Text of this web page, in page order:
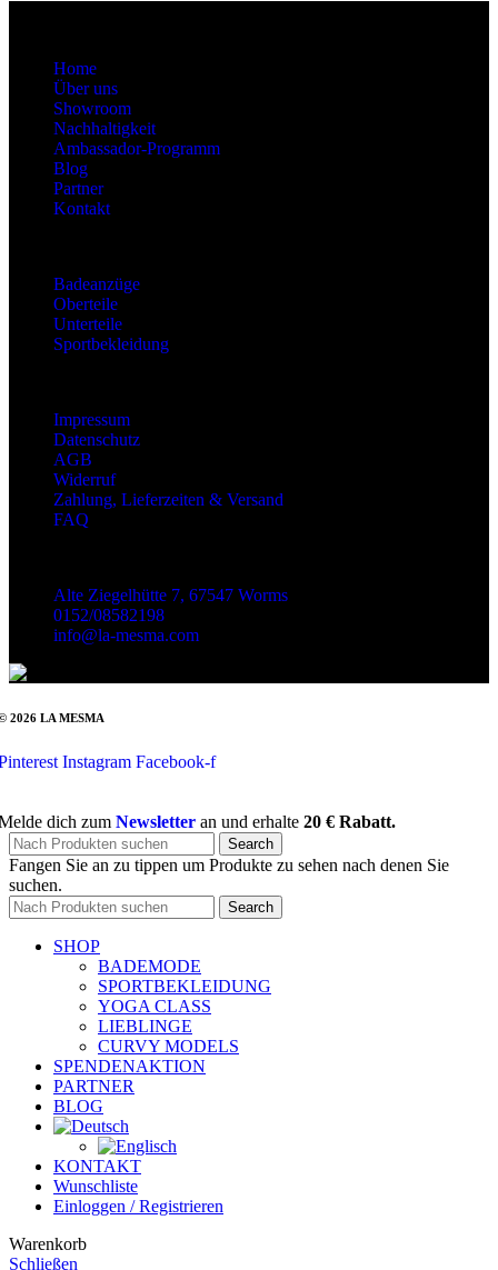
Home
Über uns
Showroom
Nachhaltigkeit
Ambassador-Programm
Blog
Partner
Kontakt
Badeanzüge
Oberteile
Unterteile
Sportbekleidung
Impressum
Datenschutz
AGB
Widerruf
Zahlung, Lieferzeiten & Versand
FAQ
Alte Ziegelhütte 7, 67547 Worms
0152/08582198
info@la-mesma.com
2026 LA MESMA
Instagram Facebook-f
dich zum Newsletter an und erhalte 20 € Rabatt.
Search
Fangen Sie an zu tippen um Produkte zu sehen nach denen Sie
suchen.
Search
SHOP
BADEMODE
SPORTBEKLEIDUNG
YOGA CLASS
LIEBLINGE
CURVY MODELS
SPENDENAKTION
PARTNER
BLOG
KONTAKT
Wunschliste
Einloggen / Registrieren
Warenkorb
Schließen